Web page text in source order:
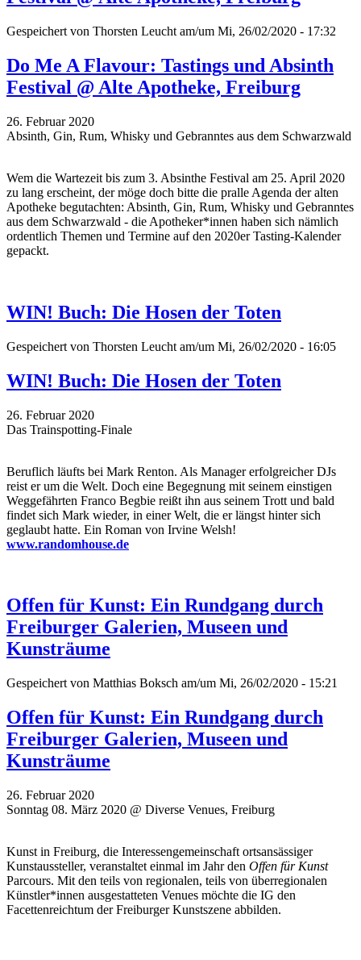
Gespeichert von Thorsten Leucht am/um Mi, 26/02/2020 - 17:32
Do Me A Flavour: Tastings und Absinth
Festival @ Alte Apotheke, Freiburg
26. Februar 2020
Absinth, Gin, Rum, Whisky und Gebranntes aus dem Schwarzwald
Wem die Wartezeit bis zum 3. Absinthe Festival am 25. April 2020
zu lang erscheint, der möge doch bitte die pralle Agenda der alten
Apotheke begutachten: Absinth, Gin, Rum, Whisky und Gebranntes
aus dem Schwarzwald - die Apotheker*innen haben sich nämlich
ordentlich Themen und Termine auf den 2020er Tasting-Kalender
gepackt.
WIN! Buch: Die Hosen der Toten
Gespeichert von Thorsten Leucht am/um Mi, 26/02/2020 - 16:05
WIN! Buch: Die Hosen der Toten
26. Februar 2020
Das Trainspotting-Finale
Beruflich läufts bei Mark Renton. Als Manager erfolgreicher DJs
reist er um die Welt. Doch eine Begegnung mit seinem einstigen
Weggefährten Franco Begbie reißt ihn aus seinem Trott und bald
findet sich Mark wieder, in einer Welt, die er längst hinter sich
geglaubt hatte. Ein Roman von Irvine Welsh!
www.randomhouse.de
Offen für Kunst: Ein Rundgang durch
Freiburger Galerien, Museen und
Kunsträume
Gespeichert von Matthias Boksch am/um Mi, 26/02/2020 - 15:21
Offen für Kunst: Ein Rundgang durch
Freiburger Galerien, Museen und
Kunsträume
26. Februar 2020
Sonntag 08. März 2020 @ Diverse Venues, Freiburg
Kunst in Freiburg, die Interessengemeinschaft ortsansässiger
Kunstaussteller, veranstaltet einmal im Jahr den Offen für Kunst
Parcours. Mit den teils von regionalen, teils von überregionalen
Künstler*innen ausgestatteten Venues möchte die IG den
Facettenreichtum der Freiburger Kunstszene abbilden.